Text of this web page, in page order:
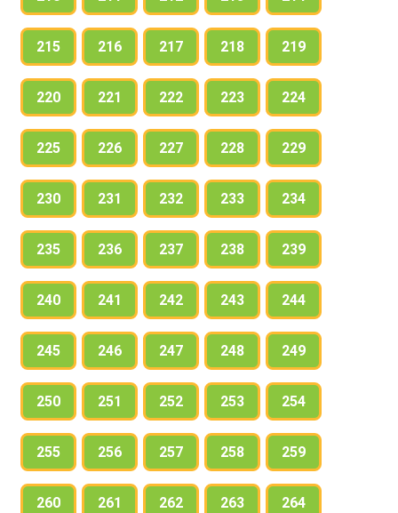
215 216 217 218 219
220 221 222 223 224
225 226 227 228 229
230 231 232 233 234
235 236 237 238 239
240 241 242 243 244
245 246 247 248 249
250 251 252 253 254
255 256 257 258 259
260 261 262 263 264